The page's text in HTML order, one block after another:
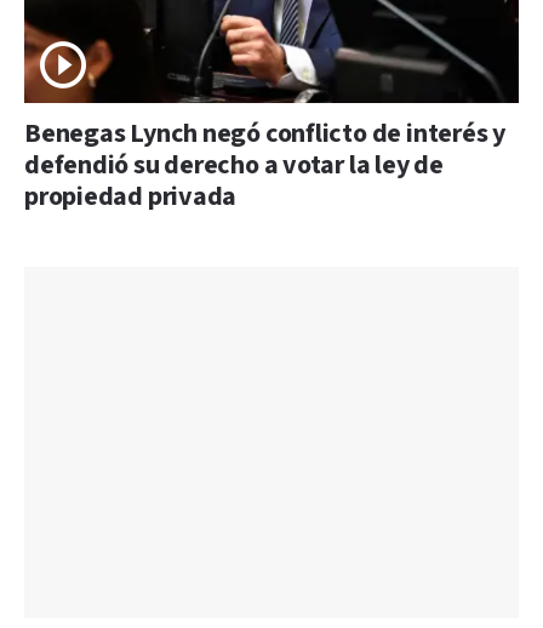
Benegas Lynch negó conflicto de interés y
defendió su derecho a votar la ley de
propiedad privada